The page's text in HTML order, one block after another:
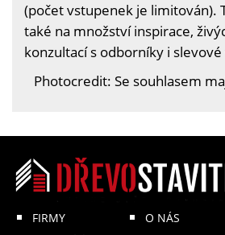
(počet vstupenek je limitován).
také na množství inspirace,
konzultací s odborníky i
Photocredit: Se souhlasem
FIRMY
O NÁS